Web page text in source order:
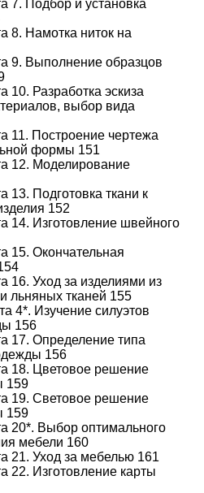
7. Подбор и установка
8. Намотка ниток на
9. Выполнение образцов
10. Разработка эскиза
выбор вида
11. Построение чертежа
формы 151
12. Моделирование
13. Подготовка ткани к
152
14. Изготовление швейного
15. Окончательная
16. Уход за изделиями из
льняных тканей 155
4*. Изучение силуэтов
156
17. Определение типа
156
18. Цветовое решение
159
19. Световое решение
159
20*. Выбор оптимального
мебели 160
21. Уход за мебелью 161
22. Изготовление карты